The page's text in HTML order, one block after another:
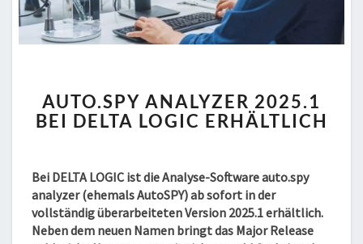
ANALYZER
2025.1
LOGIC
ERHÄLTLICH
AUTO.SPY ANALYZER 2025.1
BEI DELTA LOGIC ERHÄLTLICH
Bei DELTA LOGIC ist die Analyse-Software auto.spy
analyzer (ehemals AutoSPY) ab sofort in der
vollständig überarbeiteten Version 2025.1 erhältlich.
Neben dem neuen Namen bringt das Major Release